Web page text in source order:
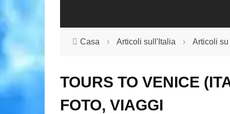
Casa › Articoli sull'Italia › Articoli su
TOURS TO VENICE
FOTO, VIAGGI